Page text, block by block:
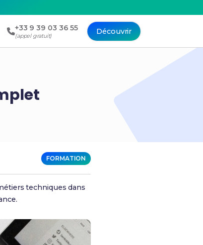
+33 9 39 03 36 55
(appel gratuit)
Découvrir
FORMATION
techniques dans